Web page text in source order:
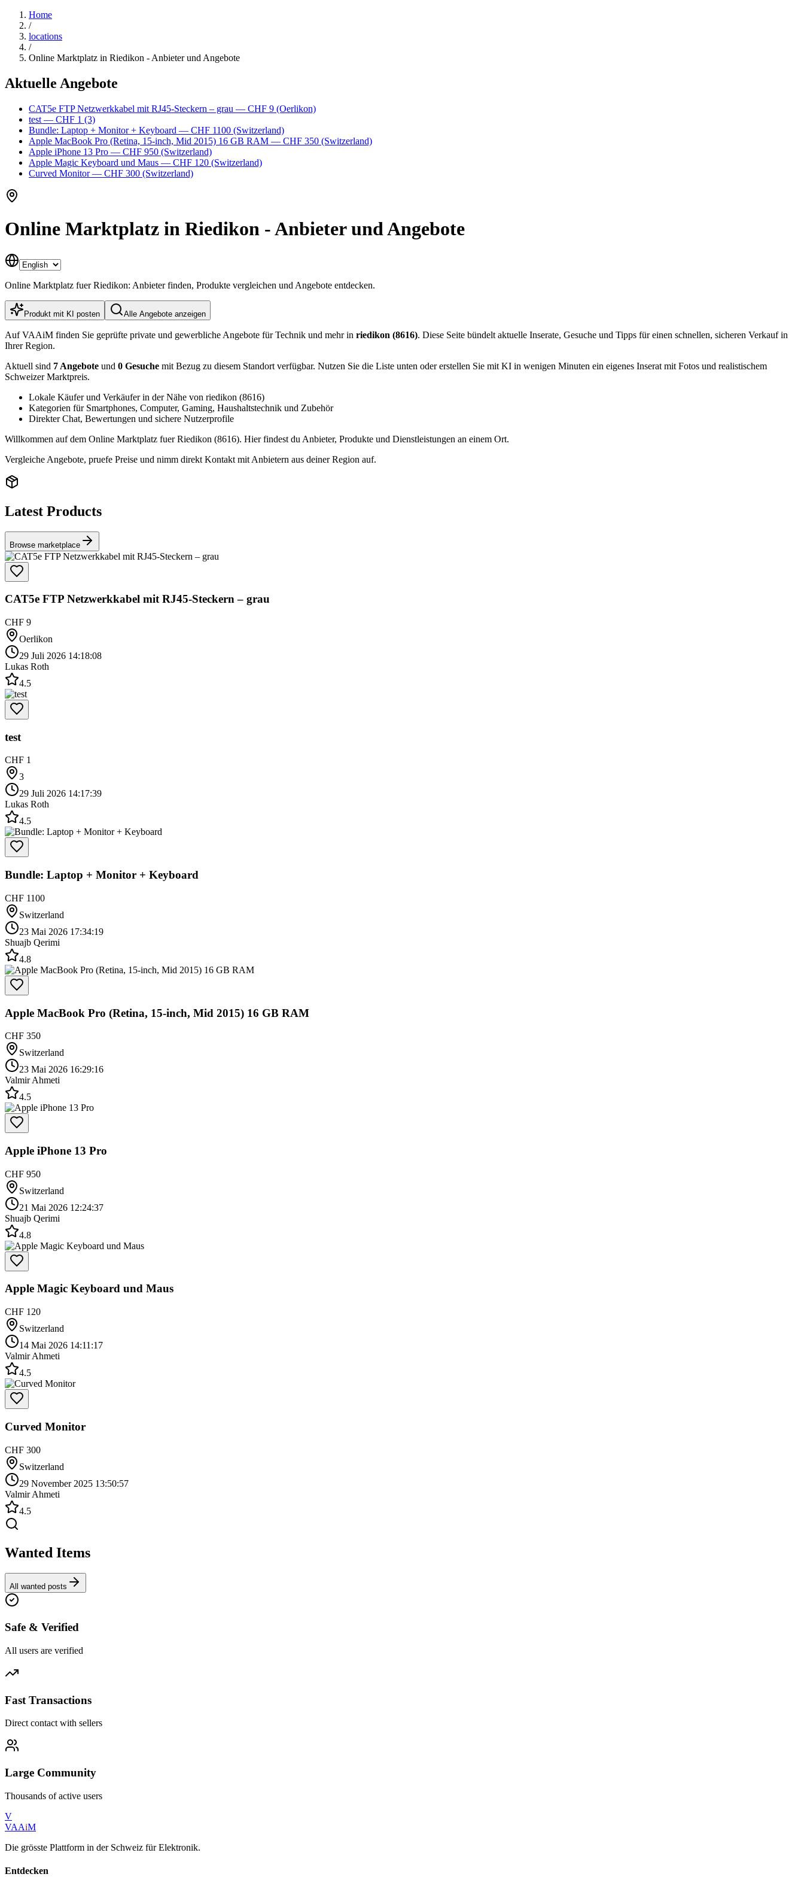
Home
/
locations
/
Online Marktplatz in Riedikon - Anbieter und Angebote
Aktuelle Angebote
CAT5e FTP Netzwerkkabel mit RJ45-Steckern – grau — CHF 9 (Oerlikon)
test — CHF 1 (3)
Bundle: Laptop + Monitor + Keyboard — CHF 1100 (Switzerland)
Apple MacBook Pro (Retina, 15-inch, Mid 2015) 16 GB RAM — CHF 350 (Switzerland)
Apple iPhone 13 Pro — CHF 950 (Switzerland)
Apple Magic Keyboard und Maus — CHF 120 (Switzerland)
Curved Monitor— CHF 300 (Switzerland)
Online Marktplatz in Riedikon - Anbieter und Angebote
Online Marktplatz fuer Riedikon: Anbieter finden, Produkte vergleichen und Angebote entdecken.
Produkt mit KI posten Alle Angebote anzeigen
Auf VAAiM finden Sie geprüfte private und gewerbliche Angebote für Technik und mehr in riedikon (8616). Diese Seite bündelt aktuelle Inserate, Gesuche und Tipps für einen schnellen, sicheren Verkauf in
Ihrer Region.
Aktuell sind 7 Angebote und 0 Gesuche mit Bezug zu diesem Standort verfügbar. Nutzen Sie die Liste unten oder erstellen Sie mit KI in wenigen Minuten ein eigenes Inserat mit Fotos und realistischem
Schweizer Marktpreis.
Lokale Käufer und Verkäufer in der Nähe von riedikon (8616)
Kategorien für Smartphones, Computer, Gaming, Haushaltstechnik und Zubehör
Direkter Chat, Bewertungen und sichere Nutzerprofile
Willkommen auf dem Online Marktplatz fuer Riedikon (8616). Hier findest du Anbieter, Produkte und Dienstleistungen an einem Ort.
Vergleiche Angebote, pruefe Preise und nimm direkt Kontakt mit Anbietern aus deiner Region auf.
Latest Products
Browse marketplace
CAT5e FTP Netzwerkkabel mit RJ45-Steckern – grau
CHF 9
Oerlikon
29 Juli 2026 14:18:08
Lukas Roth
4.5
test
CHF 1
3
29 Juli 2026 14:17:39
Lukas Roth
4.5
Bundle: Laptop + Monitor + Keyboard
CHF 1100
Switzerland
23 Mai 2026 17:34:19
Shuajb Qerimi
4.8
Apple MacBook Pro (Retina, 15-inch, Mid 2015) 16 GB RAM
CHF 350
Switzerland
23 Mai 2026 16:29:16
Valmir Ahmeti
4.5
Apple iPhone 13 Pro
CHF 950
Switzerland
21 Mai 2026 12:24:37
Shuajb Qerimi
4.8
Apple Magic Keyboard und Maus
CHF 120
Switzerland
14 Mai 2026 14:11:17
Valmir Ahmeti
4.5
Curved Monitor
CHF 300
Switzerland
29 November 2025 13:50:57
Valmir Ahmeti
4.5
Wanted Items
All wanted posts
Safe & Verified
All users are verified
Fast Transactions
Direct contact with sellers
Large Community
Thousands of active users
V
VAAiM
Die grösste Plattform in der Schweiz für Elektronik.
Entdecken